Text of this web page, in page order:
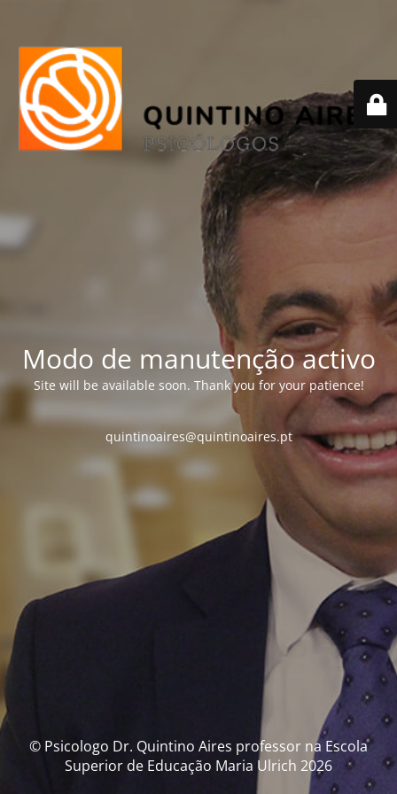
Modo de manutenção activo
Site will be available soon. Thank you for your patience!
quintinoaires@quintinoaires.pt
© Psicologo Dr. Quintino Aires professor na Escola
Superior de Educação Maria Ulrich 2026